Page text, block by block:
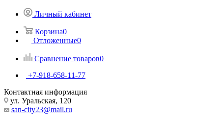
Личный кабинет
Корзина0
Отложенные0
Сравнение товаров0
+7-918-658-11-77
Контактная информация
ул. Уральская, 120
san-city23@mail.ru